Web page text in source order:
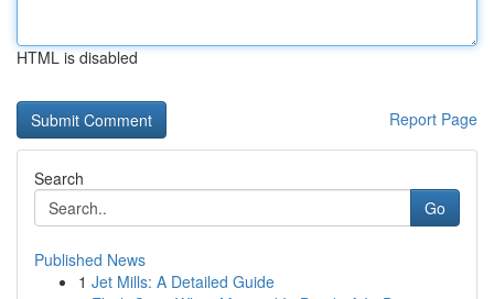
HTML is disabled
Report Page
Search
Go
Published News
1 Jet Mills: A Detailed Guide